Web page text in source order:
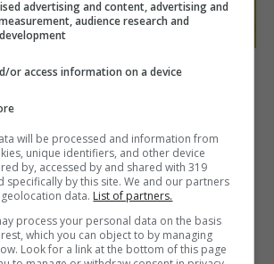
advertising and content, advertising and
audience research and
or access information on a device
will be processed and information from
unique identifiers, and other device
by, accessed by and shared with 319
specifically by this site. We and our partners
data. List of partners.
process your personal data on the basis
which you can object to by managing
Look for a link at the bottom of this page